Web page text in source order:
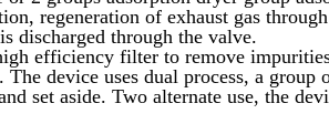
regeneration of exhaust gas
discharged through the valve.
efficiency filter to remove
The device uses dual process, a
set aside. Two alternate use, the